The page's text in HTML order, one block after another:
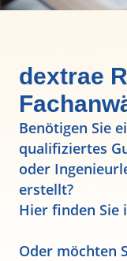
dextrae
Benötigen Sie
qualifiziertes
oder
erstellt?
Hier finden Sie
Oder möchten